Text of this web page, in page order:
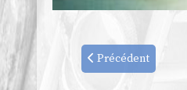
Précédent